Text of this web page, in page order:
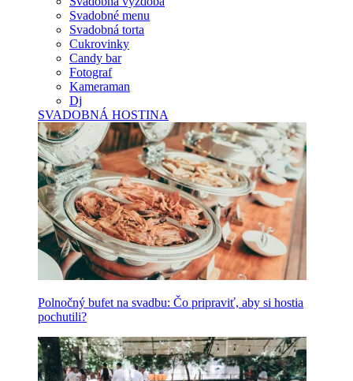
Svadobné menu
Svadobná torta
Cukrovinky
Candy bar
Fotograf
Kameraman
Dj
SVADOBNÁ HOSTINA
Polnočný bufet na svadbu: Čo pripraviť, aby si hostia
pochutili?